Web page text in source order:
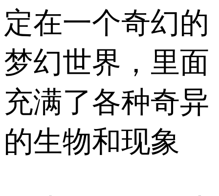
定在一个奇幻的
梦幻世界，里面
充满了各种奇异
的生物和现象